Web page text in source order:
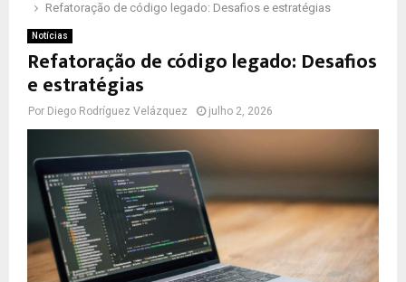
Refatoração de código legado: Desafios e estratégias
Notícias
Refatoração de código legado: Desafios
e estratégias
Por Diego Rodríguez Velázquez julho 2, 2026